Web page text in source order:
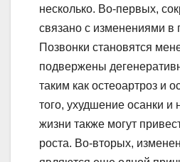
несколько. Во-первых,
связано с изменениями в
Позвонки становятся
подвержены
таким как остеоартроз и
того, ухудшение осанки и
жизни также могут
роста. Во-вторых,